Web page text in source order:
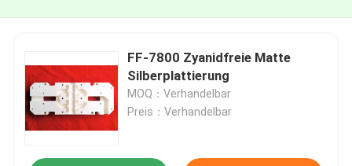
FF-7800 Zyanidfreie Matte
Silberplattierung
MOQ：Verhandelbar
Preis：Verhandelbar